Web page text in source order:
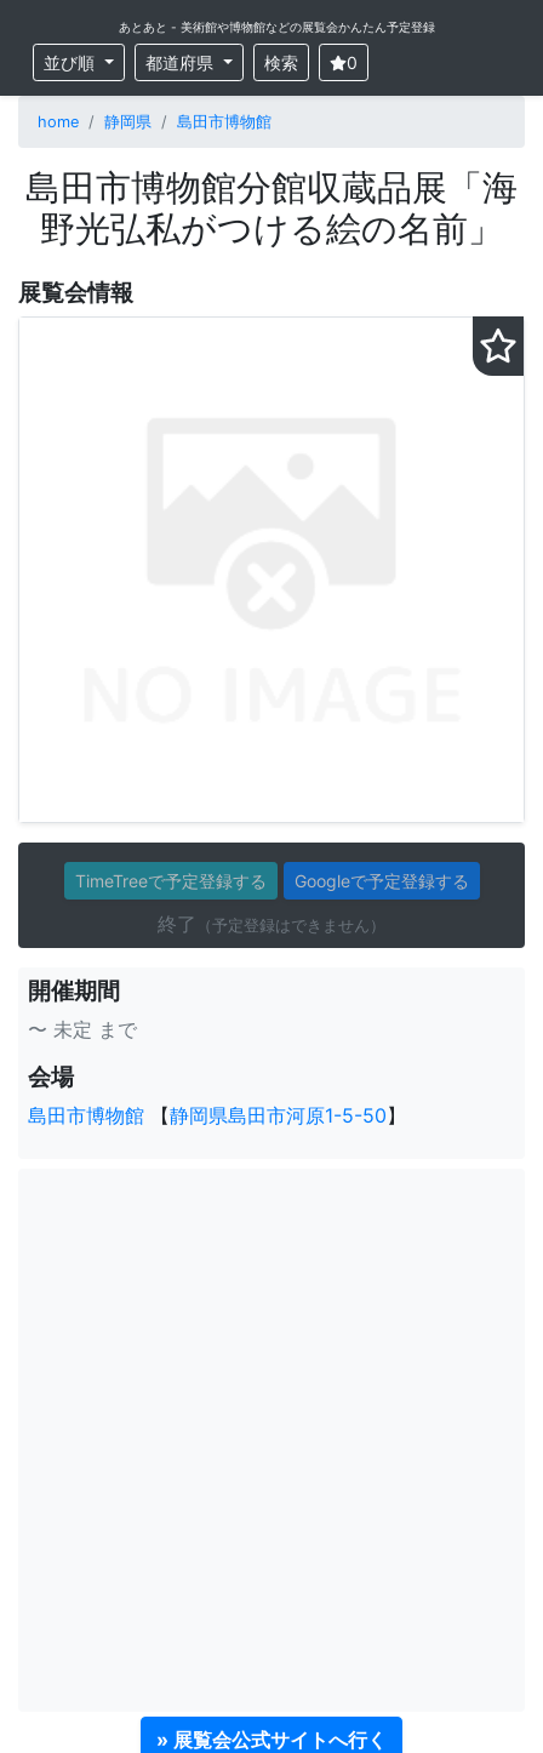
あとあと - 美術館や博物館などの展覧会かんたん予定登録
並び順 都道府県 検索 0
home 静岡県 島田市博物館
島田市博物館分館収蔵品展「海
野光弘私がつける絵の名前」
展覧会情報
TimeTreeで予定登録する Googleで予定登録する
終了 （予定登録はできません）
開催期間
〜 未定 まで
会場
島田市博物館 【静岡県島田市河原1-5-50】
» 展覧会公式サイトへ行く